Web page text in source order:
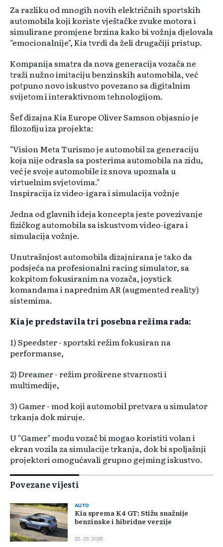
Za razliku od mnogih novih električnih sportskih
automobila koji koriste vještačke zvuke motora i
simulirane promjene brzina kako bi vožnja djelovala
"emocionalnije", Kia tvrdi da želi drugačiji pristup.
Kompanija smatra da nova generacija vozača ne
traži nužno imitaciju benzinskih automobila, već
potpuno novo iskustvo povezano sa digitalnim
svijetom i interaktivnom tehnologijom.
Šef dizajna Kia Europe Oliver Samson objasnio je
filozofiju iza projekta:
"Vision Meta Turismo je automobil za generaciju
koja nije odrasla sa posterima automobila na zidu,
već je svoje automobile iz snova upoznala u
virtuelnim svjetovima."
Inspiracija iz video-igara i simulacija vožnje
Jedna od glavnih ideja koncepta jeste povezivanje
fizičkog automobila sa iskustvom video-igara i
simulacija vožnje.
Unutrašnjost automobila dizajnirana je tako da
podsjeća na profesionalni racing simulator, sa
kokpitom fokusiranim na vozača, joystick
komandama i naprednim AR (augmented reality)
sistemima.
Kia je predstavila tri posebna režima rada:
1) Speedster - sportski režim fokusiran na
performanse,
2) Dreamer - režim proširene stvarnosti i
multimedije,
3) Gamer - mod koji automobil pretvara u simulator
trkanja dok miruje.
U "Gamer" modu vozač bi mogao koristiti volan i
ekran vozila za simulacije trkanja, dok bi spoljašnji
projektori omogućavali grupno gejming iskustvo.
Povezane vijesti
AUTO
Kia sprema K4 GT: Stižu snažnije
benzinske i hibridne verzije
20. 05. 2026.